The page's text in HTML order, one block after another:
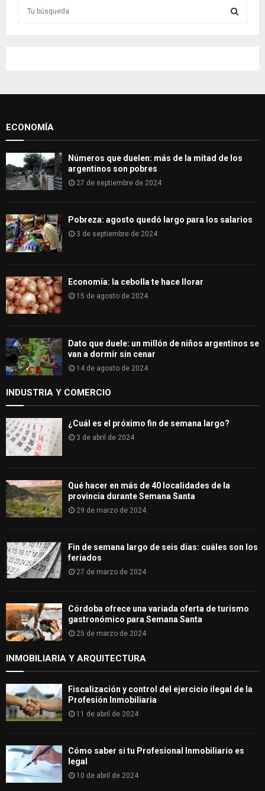
o
H
ECONOMÍA
Números que duelen: más de la mitad de los
argentinos son pobres
27 de septiembre de 2024
Pobreza: agosto quedó largo para los salarios
3 de septiembre de 2024
Economía: la cebolla te hace llorar
15 de agosto de 2024
Dato que duele: un millón de niños argentinos se
van a dormir sin cenar
14 de agosto de 2024
INDUSTRIA Y COMERCIO
¿Cuál es el próximo fin de semana largo?
3 de abril de 2024
Qué hacer en más de 40 localidades de la
provincia durante Semana Santa
29 de marzo de 2024
Fin de semana largo de seis días: cuáles son los
feriados
27 de marzo de 2024
Córdoba ofrece una variada oferta de turismo
gastronómico para Semana Santa
25 de marzo de 2024
INMOBILIARIA Y ARQUITECTURA
Fiscalización y control del ejercicio ilegal de la
Profesión Inmobiliaria
11 de abril de 2024
Cómo saber si tu Profesional Inmobiliario es
legal
10 de abril de 2024